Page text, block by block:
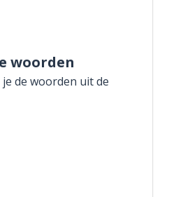
woorden
de woorden uit de